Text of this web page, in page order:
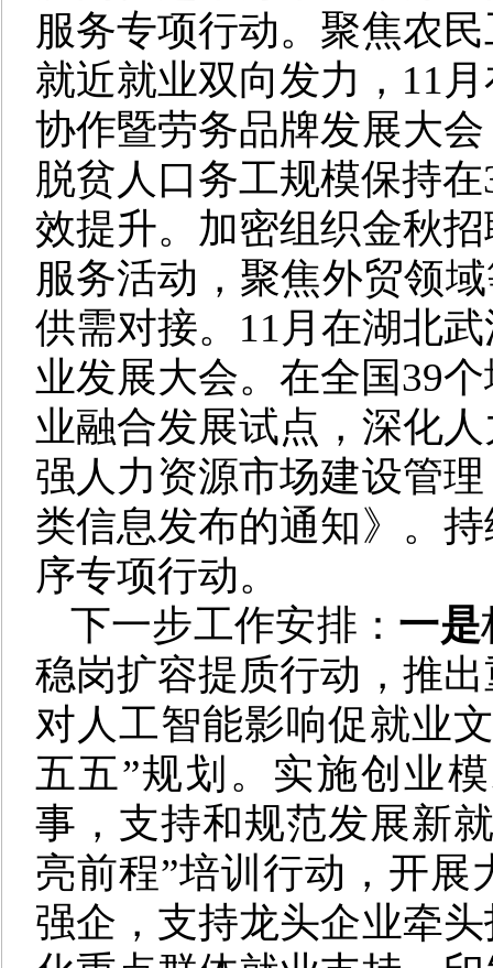
服务专项行动。聚焦农
就近就业双向发力，11
协作暨劳务品牌发展大
脱贫人口务工规模保持
效提升。加密组织金秋
服务活动，聚焦外贸领
供需对接。11月在湖北
业发展大会。在全国39
业融合发展试点，深化
强人力资源市场建设管
类信息发布的通知》。
序专项行动。
下一步工作安排： 一是
稳岗扩容提质行动，推
对人工智能影响促就业
五五”规划。实施创业
事，支持和规范发展新
亮前程”培训行动，开
强企，支持龙头企业牵